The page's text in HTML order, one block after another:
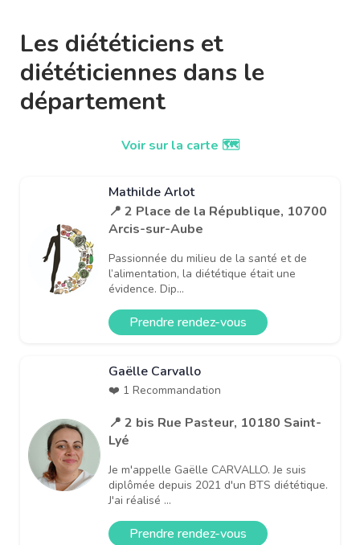
Les diététiciens et
diététiciennes dans le
département
Voir sur la carte 🗺️
Mathilde Arlot
📍 2 Place de la République, 10700
Arcis-sur-Aube
Passionnée du milieu de la santé et de
l’alimentation, la diététique était une
évidence. Dip...
Prendre rendez-vous
Gaëlle Carvallo
❤️ 1 Recommandation
📍 2 bis Rue Pasteur, 10180 Saint-
Lyé
Je m'appelle Gaëlle CARVALLO. Je suis
diplômée depuis 2021 d'un BTS diététique.
J'ai réalisé ...
Prendre rendez-vous